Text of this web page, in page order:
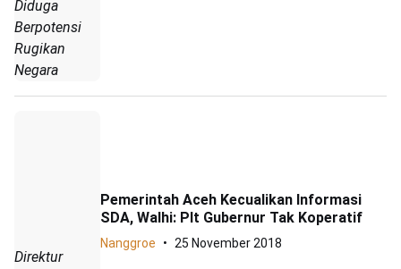
Diduga
Berpotensi
Rugikan
Negara
Direktur
Pemerintah Aceh Kecualikan Informasi
SDA, Walhi: Plt Gubernur Tak Koperatif
Nanggroe 25 November 2018